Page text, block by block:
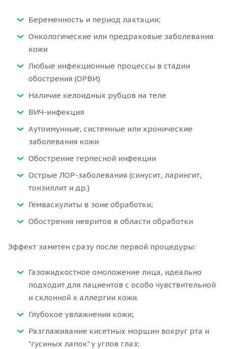
Беременность и период лактации;
Онкологические или предраковые заболевания
кожи
Любые инфекционные процессы в стадии
обострения (ОРВИ)
Наличие келоидных рубцов на теле
ВИЧ-инфекция
Аутоимунные, системные или хронические
заболевания кожи
Обострение герпесной инфекции
Острые ЛОР-заболевания (синусит, ларингит,
тонзиллит и др.)
Гемваскулиты в зоне обработки;
Обострения невритов в области обработки
Эффект заметен сразу после первой процедуры:
Газожидкостное омоложение лица, идеально
подходит для пациентов с особо чувствительной
и склонной к аллергии кожи.
Глубокое увлажнения кожи;
Разглаживание кисетных морщин вокруг рта и
"гусиных лапок" у углов глаз;